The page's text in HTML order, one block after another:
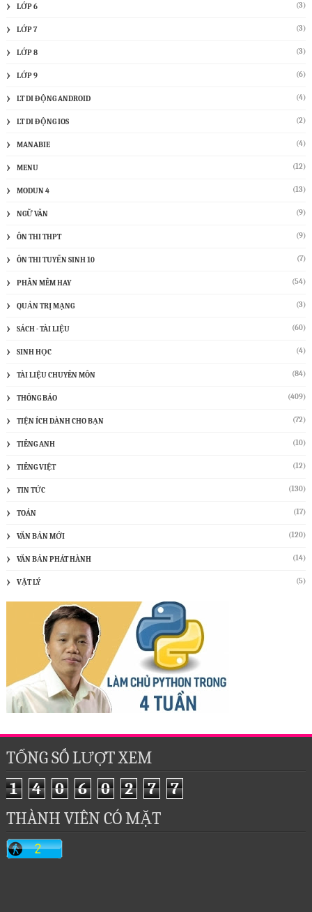
LỚP 6 (3)
LỚP 7 (3)
LỚP 8 (3)
LỚP 9 (6)
LT DI ĐỘNG ANDROID (4)
LT DI ĐỘNG IOS (2)
MANABIE (4)
MENU (12)
MODUN 4 (13)
NGỮ VĂN (9)
ÔN THI THPT (9)
ÔN THI TUYỂN SINH 10 (7)
PHẦN MỀM HAY (54)
QUẢN TRỊ MẠNG (3)
SÁCH - TÀI LIỆU (60)
SINH HỌC (4)
TÀI LIỆU CHUYÊN MÔN (84)
THÔNG BÁO (409)
TIỆN ÍCH DÀNH CHO BẠN (72)
TIẾNG ANH (10)
TIẾNG VIỆT (12)
TIN TỨC (130)
TOÁN (17)
VĂN BẢN MỚI (120)
VĂN BẢN PHÁT HÀNH (14)
VẬT LÝ (5)
TỔNG SỐ LƯỢT XEM
1
4 0 6 0 2 7
7
THÀNH VIÊN CÓ MẶT